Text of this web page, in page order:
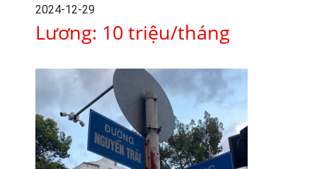
2024-12-29
Lương: 10 triệu/tháng